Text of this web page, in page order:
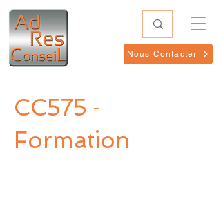
Nous Contacter
CC575 -
Formation